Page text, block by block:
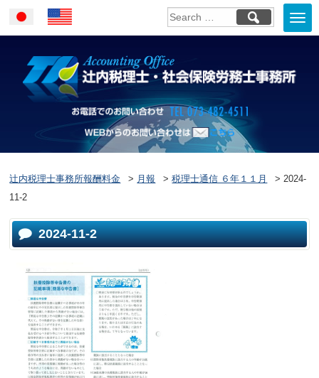
JapaneseEnglish
お電話でのお
WEBからのお問い合わせはこ
辻内税理士事務所報酬料金 > 月報 >税理士通信 ６年１１月 >2024-
11-2
2024-11-2